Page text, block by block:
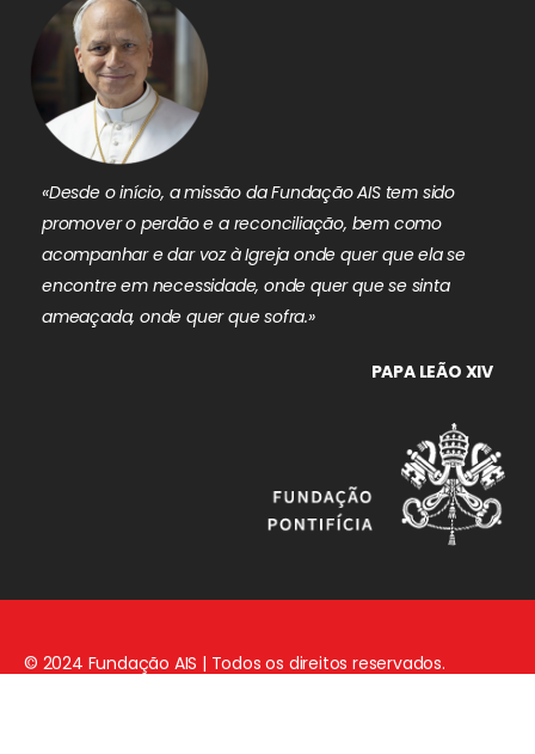
«Desde o início, a missão da Fundação AIS tem sido
promover o perdão e a reconciliação, bem como
acompanhar e dar voz à Igreja onde quer que ela se
encontre em necessidade, onde quer que se sinta
ameaçada, onde quer que sofra.»
PAPA LEÃO XIV
© 2024 Fundação AIS | Todos os direitos reservados.